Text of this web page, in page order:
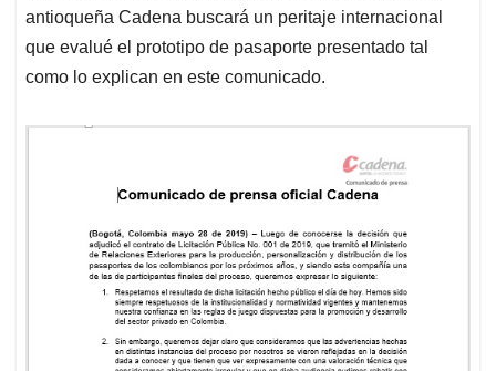
antioqueña Cadena buscará un peritaje internacional
que evalué el prototipo de pasaporte presentado tal
como lo explican en este comunicado.